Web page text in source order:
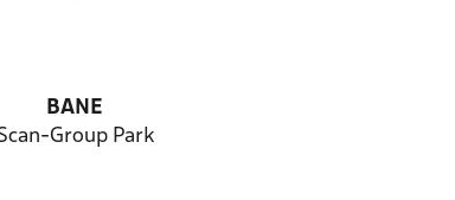
BANE
Group Park